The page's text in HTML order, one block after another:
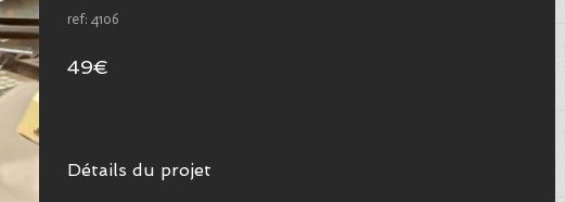
ref: 4106
49€
Détails du projet